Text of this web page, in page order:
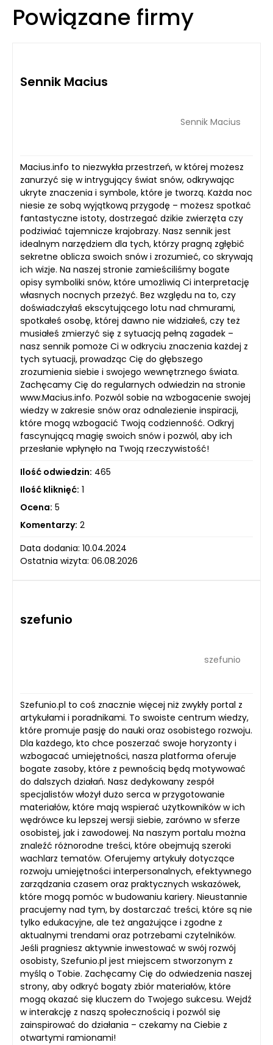
Powiązane firmy
Sennik Macius
Sennik Macius
Macius.info to niezwykła przestrzeń, w której możesz
zanurzyć się w intrygujący świat snów, odkrywając
ukryte znaczenia i symbole, które je tworzą. Każda noc
niesie ze sobą wyjątkową przygodę – możesz spotkać
fantastyczne istoty, dostrzegać dzikie zwierzęta czy
podziwiać tajemnicze krajobrazy. Nasz sennik jest
idealnym narzędziem dla tych, którzy pragną zgłębić
sekretne oblicza swoich snów i zrozumieć, co skrywają
ich wizje. Na naszej stronie zamieściliśmy bogate
opisy symboliki snów, które umożliwią Ci interpretację
własnych nocnych przeżyć. Bez względu na to, czy
doświadczyłaś ekscytującego lotu nad chmurami,
spotkałeś osobę, której dawno nie widziałeś, czy też
musiałeś zmierzyć się z sytuacją pełną zagadek –
nasz sennik pomoże Ci w odkryciu znaczenia każdej z
tych sytuacji, prowadząc Cię do głębszego
zrozumienia siebie i swojego wewnętrznego świata.
Zachęcamy Cię do regularnych odwiedzin na stronie
www.Macius.info. Pozwól sobie na wzbogacenie swojej
wiedzy w zakresie snów oraz odnalezienie inspiracji,
które mogą wzbogacić Twoją codzienność. Odkryj
fascynującą magię swoich snów i pozwól, aby ich
przesłanie wpłynęło na Twoją rzeczywistość!
Ilość odwiedzin: 465
Ilość kliknięć: 1
Ocena: 5
Komentarzy: 2
Data dodania: 10.04.2024
Ostatnia wizyta: 06.08.2026
szefunio
szefunio
Szefunio.pl to coś znacznie więcej niż zwykły portal z
artykułami i poradnikami. To swoiste centrum wiedzy,
które promuje pasję do nauki oraz osobistego rozwoju.
Dla każdego, kto chce poszerzać swoje horyzonty i
wzbogacać umiejętności, nasza platforma oferuje
bogate zasoby, które z pewnością będą motywować
do dalszych działań. Nasz dedykowany zespół
specjalistów włożył dużo serca w przygotowanie
materiałów, które mają wspierać użytkowników w ich
wędrówce ku lepszej wersji siebie, zarówno w sferze
osobistej, jak i zawodowej. Na naszym portalu można
znaleźć różnorodne treści, które obejmują szeroki
wachlarz tematów. Oferujemy artykuły dotyczące
rozwoju umiejętności interpersonalnych, efektywnego
zarządzania czasem oraz praktycznych wskazówek,
które mogą pomóc w budowaniu kariery. Nieustannie
pracujemy nad tym, by dostarczać treści, które są nie
tylko edukacyjne, ale też angażujące i zgodne z
aktualnymi trendami oraz potrzebami czytelników.
Jeśli pragniesz aktywnie inwestować w swój rozwój
osobisty, Szefunio.pl jest miejscem stworzonym z
myślą o Tobie. Zachęcamy Cię do odwiedzenia naszej
strony, aby odkryć bogaty zbiór materiałów, które
mogą okazać się kluczem do Twojego sukcesu. Wejdź
w interakcję z naszą społecznością i pozwól się
zainspirować do działania – czekamy na Ciebie z
otwartymi ramionami!